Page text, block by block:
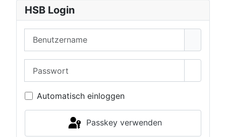
HSB Login
Automatisch einloggen
Passkey verwenden